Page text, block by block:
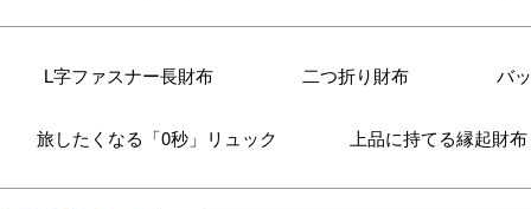
L字ファスナー長財布 二つ折り財布 バ
旅したくなる「0秒」リュック 上品に持てる縁起財布